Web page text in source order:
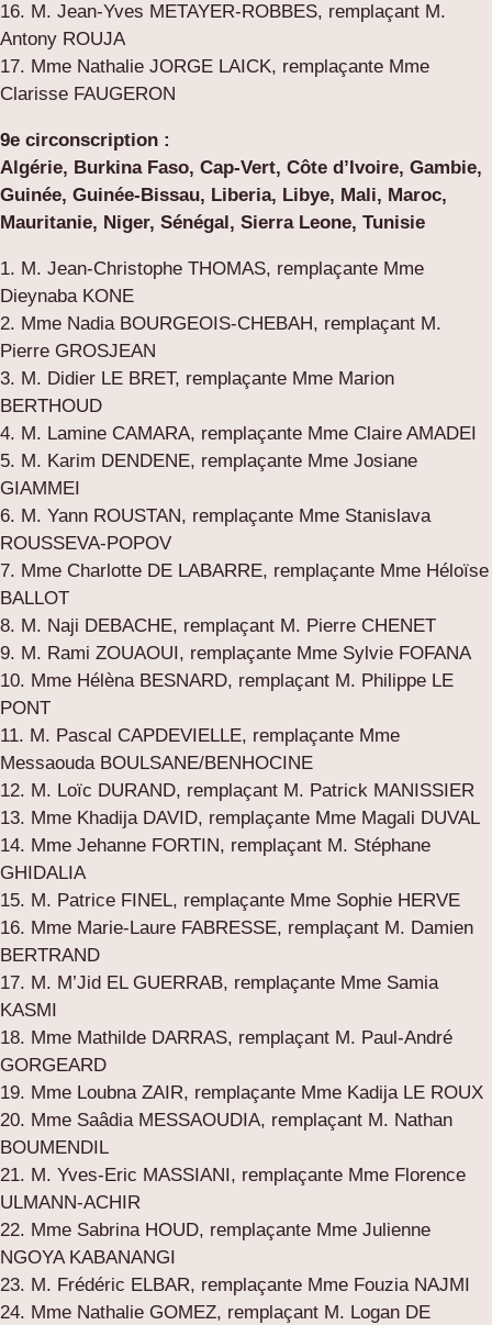
16. M. Jean-Yves METAYER-ROBBES, remplaçant M.
Antony ROUJA
17. Mme Nathalie JORGE LAICK, remplaçante Mme
Clarisse FAUGERON
9e circonscription :
Algérie, Burkina Faso, Cap-Vert, Côte d’Ivoire, Gambie,
Guinée, Guinée-Bissau, Liberia, Libye, Mali, Maroc,
Mauritanie, Niger, Sénégal, Sierra Leone, Tunisie
1. M. Jean-Christophe THOMAS, remplaçante Mme
Dieynaba KONE
2. Mme Nadia BOURGEOIS-CHEBAH, remplaçant M.
Pierre GROSJEAN
3. M. Didier LE BRET, remplaçante Mme Marion
BERTHOUD
4. M. Lamine CAMARA, remplaçante Mme Claire AMADEI
5. M. Karim DENDENE, remplaçante Mme Josiane
GIAMMEI
6. M. Yann ROUSTAN, remplaçante Mme Stanislava
ROUSSEVA-POPOV
7. Mme Charlotte DE LABARRE, remplaçante Mme Héloïse
BALLOT
8. M. Naji DEBACHE, remplaçant M. Pierre CHENET
9. M. Rami ZOUAOUI, remplaçante Mme Sylvie FOFANA
10. Mme Hélèna BESNARD, remplaçant M. Philippe LE
PONT
11. M. Pascal CAPDEVIELLE, remplaçante Mme
Messaouda BOULSANE/BENHOCINE
12. M. Loïc DURAND, remplaçant M. Patrick MANISSIER
13. Mme Khadija DAVID, remplaçante Mme Magali DUVAL
14. Mme Jehanne FORTIN, remplaçant M. Stéphane
GHIDALIA
15. M. Patrice FINEL, remplaçante Mme Sophie HERVE
16. Mme Marie-Laure FABRESSE, remplaçant M. Damien
BERTRAND
17. M. M’Jid EL GUERRAB, remplaçante Mme Samia
KASMI
18. Mme Mathilde DARRAS, remplaçant M. Paul-André
GORGEARD
19. Mme Loubna ZAIR, remplaçante Mme Kadija LE ROUX
20. Mme Saâdia MESSAOUDIA, remplaçant M. Nathan
BOUMENDIL
21. M. Yves-Eric MASSIANI, remplaçante Mme Florence
ULMANN-ACHIR
22. Mme Sabrina HOUD, remplaçante Mme Julienne
NGOYA KABANANGI
23. M. Frédéric ELBAR, remplaçante Mme Fouzia NAJMI
24. Mme Nathalie GOMEZ, remplaçant M. Logan DE